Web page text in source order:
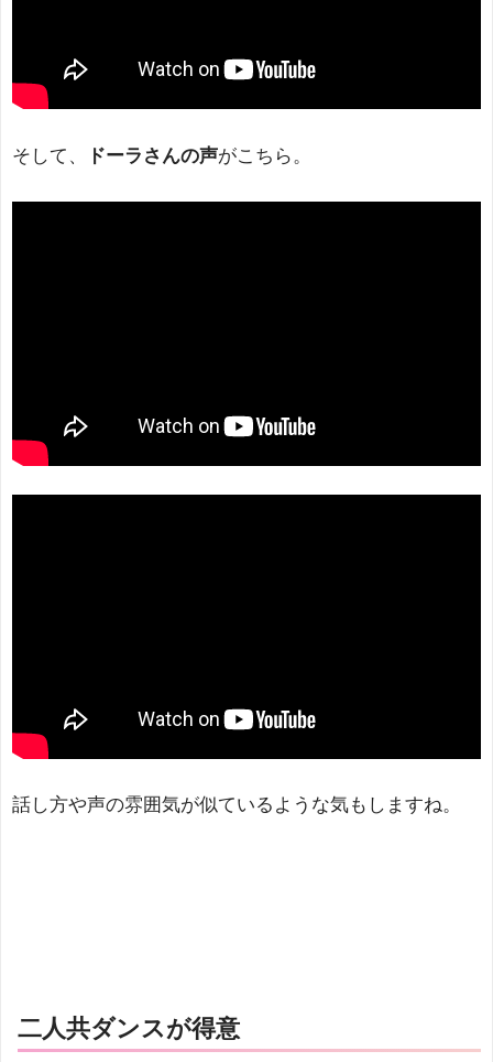
そして、 ドーラさんの声がこちら。
話し方や声の雰囲気が似ているような気もしますね。
二人共ダンスが得意